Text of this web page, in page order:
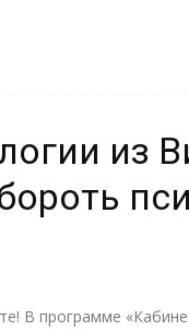
из
В программе